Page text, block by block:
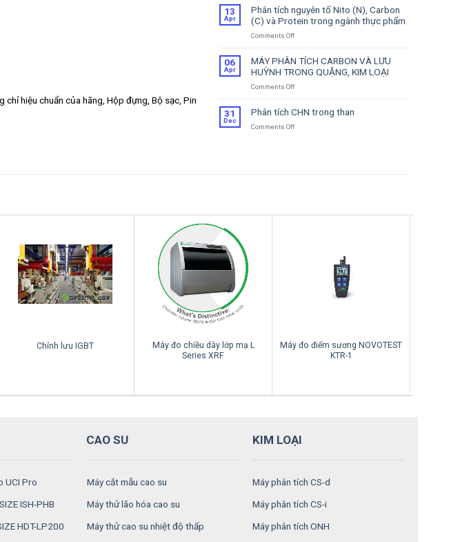
hiệu chuẩn của hãng, Hộp đựng, Bộ sạc, Pin
Trợ
Sửa
Carbon
13
Apr
Phân tích nguyên tố Nito (N), Carbon
(C) và Protein trong ngành thực phẩm
Comments Offon
tích
tố
Nito
Carbon
06
Apr
MÁY PHÂN TÍCH CARBON VÀ LƯU
HUỲNH TRONG QUẶNG, KIM LOẠI
Comments Offon
PHÂN
CARBON
31
Dec
Phân tích CHN trong than
Comments Offon
Chỉnh lưu IGBT
Máy đo chiều dày lớp mạ L
Series XRF
Máy đo điểm sương NOVOTEST
KTR-1
UCI Pro
ISH-PHB
HDT-LP200
CAO SU
Máy cắt mẫu cao su
Máy thử lão hóa cao su
Máy thử cao su nhiệt độ thấp
KIM LOẠI
Máy phân tích CS-d
Máy phân tích CS-i
Máy phân tích ONH